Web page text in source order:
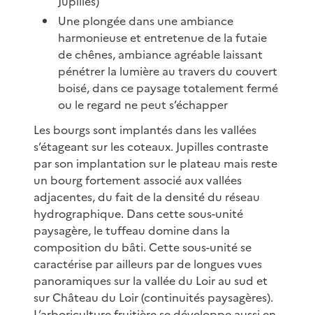
Une plongée dans une ambiance
harmonieuse et entretenue de la futaie
de chênes, ambiance agréable laissant
pénétrer la lumière au travers du couvert
boisé, dans ce paysage totalement fermé
ou le regard ne peut s’échapper
Les bourgs sont implantés dans les vallées
s’étageant sur les coteaux. Jupilles contraste
par son implantation sur le plateau mais reste
un bourg fortement associé aux vallées
adjacentes, du fait de la densité du réseau
hydrographique. Dans cette sous-unité
paysagère, le tuffeau domine dans la
composition du bâti. Cette sous-unité se
caractérise par ailleurs par de longues vues
panoramiques sur la vallée du Loir au sud et
sur Château du Loir (continuités paysagères).